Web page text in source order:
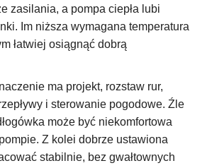
zasilania, a pompa ciepła lubi
Im niższa wymagana temperatura
łatwiej osiągnąć dobrą
ma projekt, rozstaw rur,
i sterowanie pogodowe. Źle
może być niekomfortowa
Z kolei dobrze ustawiona
stabilnie, bez gwałtownych